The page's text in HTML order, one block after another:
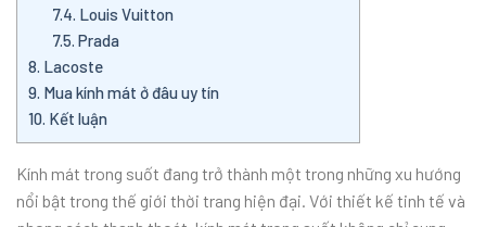
7.4. Louis Vuitton
7.5. Prada
8. Lacoste
9. Mua kính mát ở đâu uy tín
10. Kết luận
Kính mát trong suốt đang trở thành một trong những xu hướng
nổi bật trong thế giới thời trang hiện đại. Với thiết kế tinh tế và